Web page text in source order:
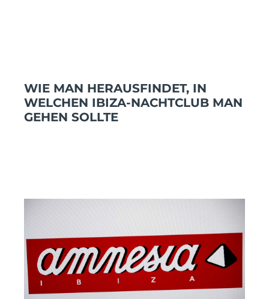
WIE MAN HERAUSFINDET, IN
WELCHEN IBIZA-NACHTCLUB MAN
GEHEN SOLLTE